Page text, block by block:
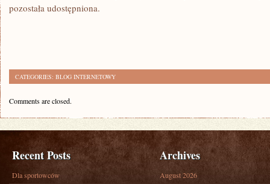
pozostała udostępniona.
CATEGORIES: BLOG INTERNETOWY
Comments are closed.
Recent Posts
Dla sportowców
Archives
August 2026